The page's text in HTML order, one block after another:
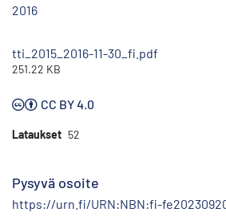
2016
tti_2015_2016-11-30_fi.pdf
251.22 KB
CC BY 4.0
Lataukset 52
Pysyvä osoite
https://urn.fi/URN:NBN:fi-